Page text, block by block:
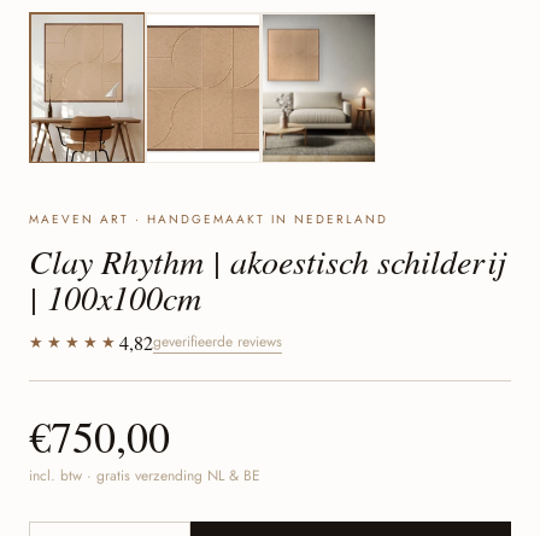
MAEVEN ART · HANDGEMAAKT IN NEDERLAND
Clay Rhythm | akoestisch schilderij
| 100x100cm
★★★★★ 4,82geverifieerde reviews
€750,00
incl. btw · gratis verzending NL & BE